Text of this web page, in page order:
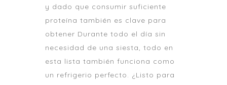
y dado que consumir suficiente
proteína también es clave para
obtener Durante todo el día sin
necesidad de una siesta, todo en
esta lista también funciona como
un refrigerio perfecto. ¿Listo para